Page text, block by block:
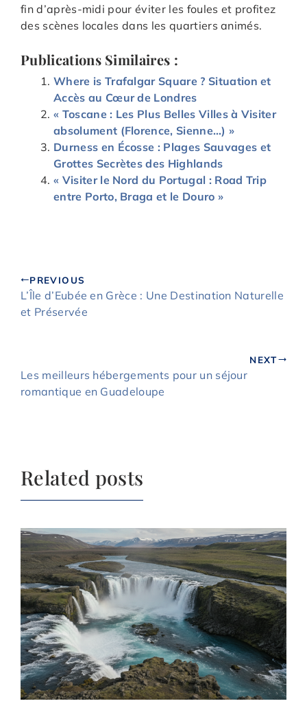
fin d’après-midi pour éviter les foules et profitez
des scènes locales dans les quartiers animés.
Publications Similaires :
Where is Trafalgar Square ? Situation et
Accès au Cœur de Londres
« Toscane : Les Plus Belles Villes à Visiter
absolument (Florence, Sienne…) »
Durness en Écosse : Plages Sauvages et
Grottes Secrètes des Highlands
« Visiter le Nord du Portugal : Road Trip
entre Porto, Braga et le Douro »
PREVIOUS
L’Île d’Eubée en Grèce : Une Destination Naturelle
et Préservée
NEXT
Les meilleurs hébergements pour un séjour
romantique en Guadeloupe
Related posts